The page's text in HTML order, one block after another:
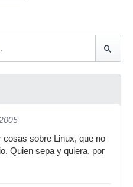
cosas sobre Linux, que no
Quien sepa y quiera, por